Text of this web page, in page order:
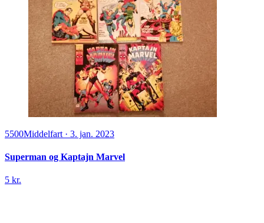
5500Middelfart · 3. jan. 2023
Superman og Kaptajn Marvel
5 kr.